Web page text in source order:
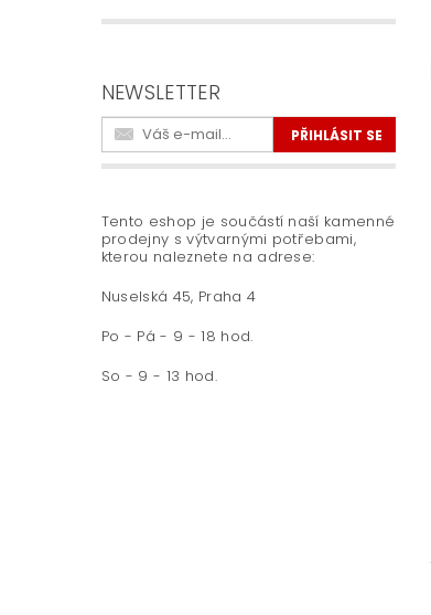
NEWSLETTER
Tento eshop je součástí naší kamenné
prodejny s výtvarnými potřebami,
kterou naleznete na adrese:
Nuselská 45, Praha 4
Po - Pá - 9 - 18 hod.
So - 9 - 13 hod.